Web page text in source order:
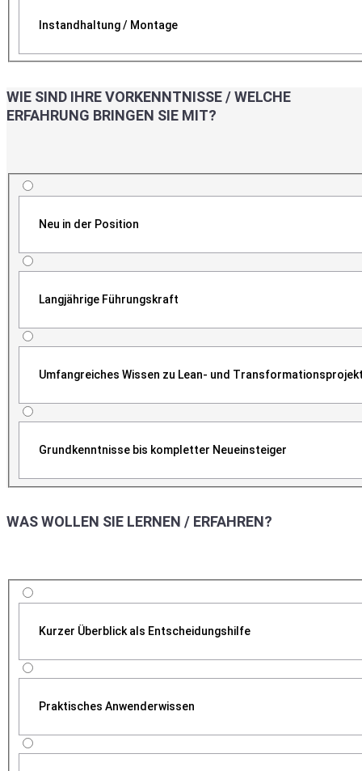
Instandhaltung / Montage
WIE SIND IHRE VORKENNTNISSE / WELCHE
ERFAHRUNG BRINGEN SIE MIT?
Neu in der Position
Langjährige Führungskraft
Umfangreiches Wissen zu Lean- und
Grundkenntnisse bis kompletter Neueinsteiger
WAS WOLLEN SIE LERNEN / ERFAHREN?
Kurzer Überblick als Entscheidungshilfe
Praktisches Anwenderwissen